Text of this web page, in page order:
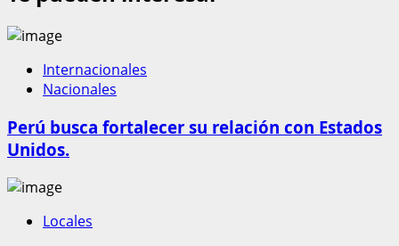
Internacionales
Nacionales
Perú busca fortalecer su relación con Estados
Unidos.
Locales